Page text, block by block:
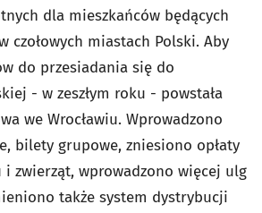
dla mieszkańców będących
czołowych miastach Polski. Aby
do przesiadania się do
- w zeszłym roku - powstała
we Wrocławiu. Wprowadzono
bilety grupowe, zniesiono opłaty
i zwierząt, wprowadzono więcej ulg
także system dystrybucji